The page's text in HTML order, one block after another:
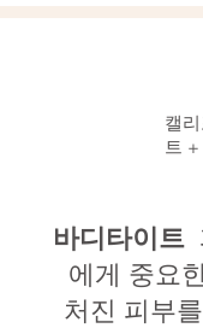
캘
트
바디타이트
에게 중요
처진 피부